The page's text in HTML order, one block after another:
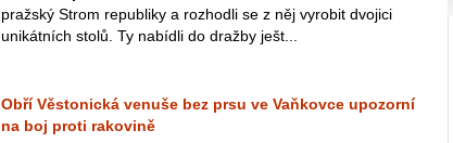
pražský Strom republiky a rozhodli se z něj vyrobit dvojici
unikátních stolů. Ty nabídli do dražby ješt...
Obří Věstonická venuše bez prsu ve Vaňkovce upozorní
na boj proti rakovině